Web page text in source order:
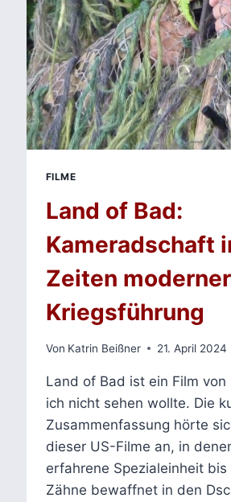
FILME
Land of Bad:
Kameradschaft
Zeiten moderner
Kriegsführung
Von Katrin Beißner 21. April 2024
Land of Bad ist ein Film von
ich nicht sehen wollte. Die
Zusammenfassung hörte
dieser US-Filme an, in
erfahrene Spezialeinheit bis
Zähne bewaffnet in den